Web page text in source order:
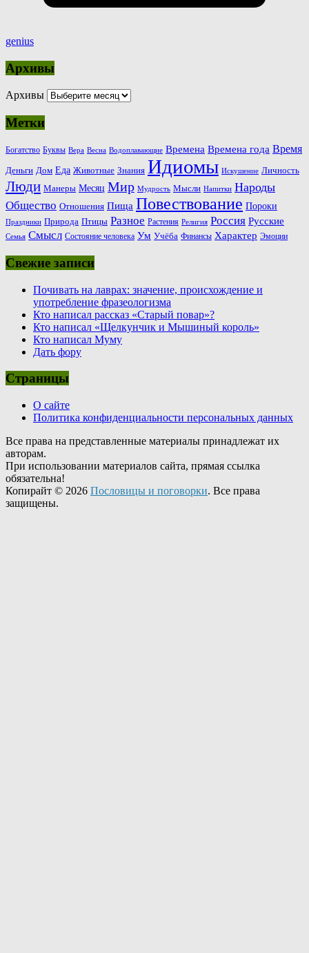
genius
Архивы
Архивы
Метки
Богатство Буквы Вера Весна Водоплавающие Времена Времена года Время
Деньги Дом Еда Животные Знания Идиомы Искушение Личность
Люди Манеры Месяц Мир Мудрость Мысли Напитки Народы
Общество Отношения Пища Повествование Пороки
Праздники Природа Птицы Разное Растения Религия Россия Русские
Семья Смысл Состояние человека Ум Учёба Финансы Характер Эмоции
Свежие записи
Почивать на лаврах: значение, происхождение и
употребление фразеологизма
Кто написал рассказ «Старый повар»?
Кто написал «Щелкунчик и Мышиный король»
Кто написал Муму
Дать фору
Страницы
О сайте
Политика конфиденциальности персональных данных
Все права на представленные материалы принадлежат их
авторам.
При использовании материалов сайта, прямая ссылка
обязательна!
Копирайт © 2026 Пословицы и поговорки. Все права
защищены.